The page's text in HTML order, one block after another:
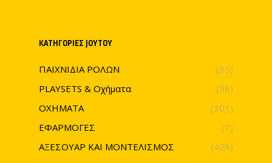
ΚΑΤΗΓΟΡΊΕΣ JOYTOY
ΠΑΙΧΝΙΔΙΑ ΡΟΛΩΝ
(35)
PLAYSETS & Οχήματα
(58)
ΟΧΗΜΑΤΑ
(301)
ΕΦΑΡΜΟΓΕΣ
(7)
ΑΞΕΣΟΥΑΡ ΚΑΙ ΜΟΝΤΕΛΙΣΜΟΣ
(428)